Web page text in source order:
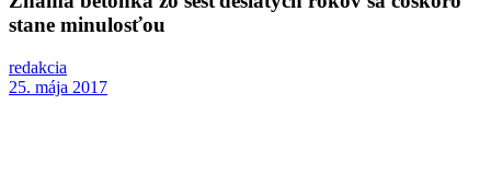
stane minulosťou
redakcia
25. mája 2017